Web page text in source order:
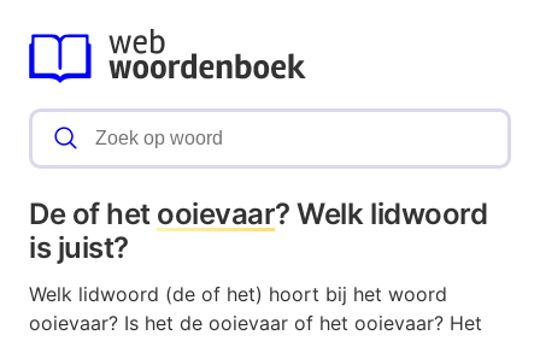
De of het ooievaar? Welk lidwoord
is juist?
Welk lidwoord (de of het) hoort bij het woord
ooievaar? Is het de ooievaar of het ooievaar? Het